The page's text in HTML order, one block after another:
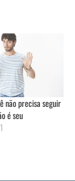
não precisa seguir
é seu